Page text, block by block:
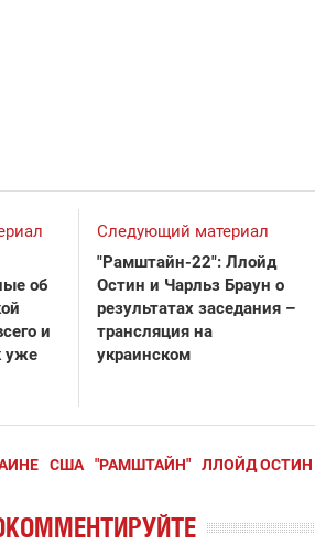
об
и
уже
Следующий материал
"Рамштайн-22": Ллойд
Остин и Чарльз Браун о
результатах заседания –
трансляция на
украинском
США "РАМШТАЙН" ЛЛОЙД ОСТИН